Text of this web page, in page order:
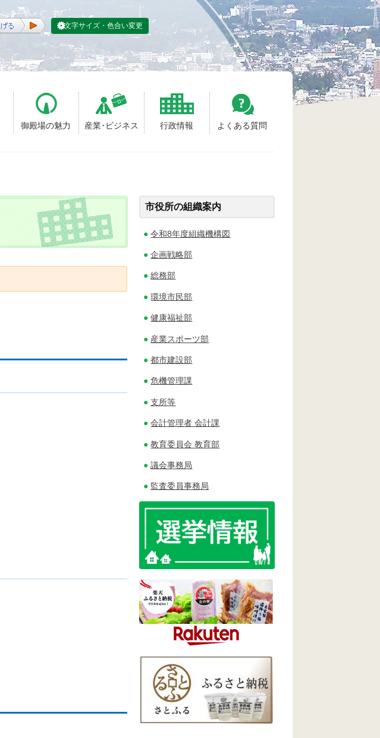
御殿場の魅力 産業･ビジネス 行政情報 よくある質問
文字サイズ・色合い変更
市役所の組織案内
令和8年度組織機構図
企画戦略部
総務部
環境市民部
健康福祉部
産業スポーツ部
都市建設部
危機管理課
支所等
会計管理者 会計課
教育委員会 教育部
議会事務局
監査委員事務局